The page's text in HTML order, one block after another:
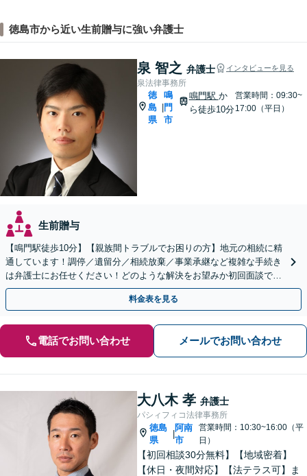
徳島市から近い生前贈与に強い弁護士
泉 智之 弁護士 インタビューを見る
泉法律事務所
徳
島
県
鳴
門
市
鳴門駅 か
ら徒歩10分
営業時間：09:30~
17:00（平日）
生前贈与
【鳴門駅徒歩10分】【親族間トラブルでお困りの方】地元の相続に精
通しています！調停／遺留分／相続放棄／事業承継など複雑な手続き
は弁護士にお任せください！どのような解決をお望みか初回面談でし
っかりヒアリング。遺言作成もお気軽にご相談ください。
料金表を見る
電話でお問い合わせ メールでお問い合わせ
大八木 孝 弁護士
パシィフィコ法律事務所
徳島
県
|
阿南
市
営業時間：10:30~16:00（平
日）
【初回相談30分無料】【地域密着】
【休日・夜間対応】【法テラス可】ま